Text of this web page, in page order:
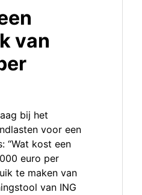
van
bij het
voor een
“Wat kost een
euro per
te maken van
van ING